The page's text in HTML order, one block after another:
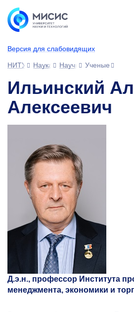
Версия для слабовидящих
НИТУ МИСИС
Наука Научное сообщество
Ученые
Ильинский
Алексеевич
Д.э.н., профессор Института
менеджмента, экономики и